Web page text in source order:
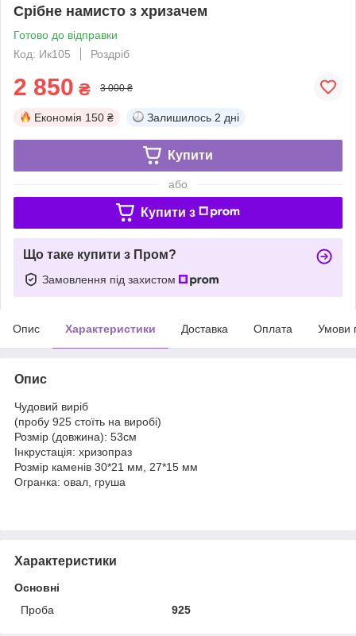
Срібне намисто з хризачем
Готово до відправки
Код: Ик105
Роздріб
2 850 ₴ 3 000 ₴
Економія 150 ₴ Залишилось 2 дні
Купити
або
Купити з
Що таке купити з Пром?
Замовлення під захистом
Опис Характеристики Доставка Оплата Умови
Опис
Чудовий виріб
(пробу 925 стоїть на виробі)
Розмір (довжина): 53см
Інкрустація: хризопраз
Розмір каменів 30*21 мм, 27*15 мм
Огранка: овал, груша
Характеристики
Основні
Проба
925